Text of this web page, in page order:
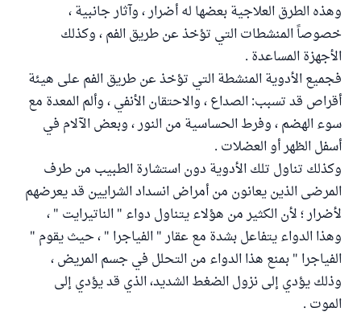
وهذه الطرق العلاجية بعضها له أضرار ، وآثار جانبية ،
خصوصاً المنشطات التي تؤخذ عن طريق الفم ، وكذلك
الأجهزة المساعدة .
فجميع الأدوية المنشطة التي تؤخذ عن طريق الفم على هيئة
أقراص قد تسبب: الصداع ، والاحتقان الأنفي ، وألم المعدة مع
سوء الهضم ، وفرط الحساسية من النور ، وبعض الآلام في
أسفل الظهر أو العضلات .
وكذلك تناول تلك الأدوية دون استشارة الطبيب من طرف
المرضى الذين يعانون من أمراض انسداد الشرايين قد يعرضهم
لأضرار ؛ لأن الكثير من هؤلاء يتناول دواء " الناتيرايت " ،
وهذا الدواء يتفاعل بشدة مع عقار " الفياجرا " ، حيث يقوم "
الفياجرا " بمنع هذا الدواء من التحلل في جسم المريض ،
وذلك يؤدي إلى نزول الضغط الشديد، الذي قد يؤدي إلى
الموت .